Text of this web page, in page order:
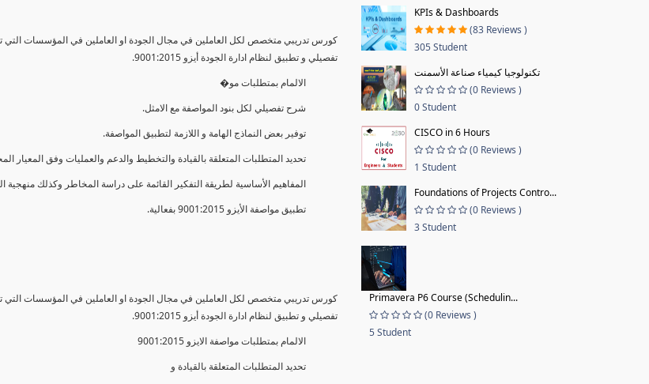
كورس تدريبي متخصص لكل العاملين في مجال الجودة او العاملين في المؤسسات التي
تفصيلي و تطبيق لنظام ادارة الجودة أيزو 9001:2015.
الالمام بمتطلبات مو�
شرح تفصيلي لكل بنود المواصفة مع الامثل.
توفير بعض النماذج الهامة و اللازمة لتطبيق المواصفة.
تحديد المتطلبات المتعلقة بالقيادة والتخطيط والدعم والعمليات وفق المعيار
المفاهيم الأساسية لطريقة التفكير القائمة على دراسة المخاطر وكذلك منهجية
تطبيق مواصفة الأيزو 9001:2015 بفعالية.
كورس تدريبي متخصص لكل العاملين في مجال الجودة او العاملين في المؤسسات التي
تفصيلي و تطبيق لنظام ادارة الجودة أيزو 9001:2015.
الالمام بمتطلبات مواصفة الايزو 9001:2015
تحديد المتطلبات المتعلقة بالقيادة و
KPIs & Dashboards
(83 Reviews )
305 Student
تكنولوجيا كيمياء صناعة الأسمنت
(0 Reviews )
0 Student
CISCO in 6 Hours
(0 Reviews )
1 Student
Foundations of Projects Contro...
(0 Reviews )
3 Student
Primavera P6 Course (Schedulin...
(0 Reviews )
5 Student